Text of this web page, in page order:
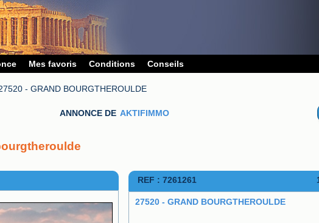
Mes favoris Conditions Conseils
- GRAND BOURGTHEROULDE
ANNONCE DE AKTIFIMMO
REF : 7261261
27520 - GRAND BOURGTHEROULDE